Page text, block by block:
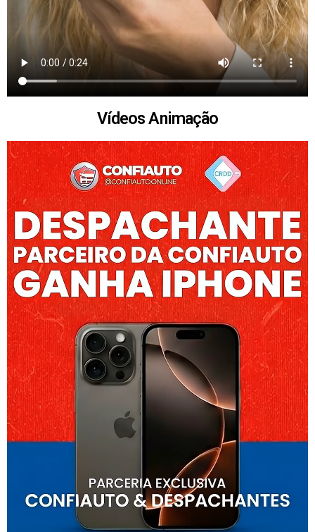
Vídeos Animação